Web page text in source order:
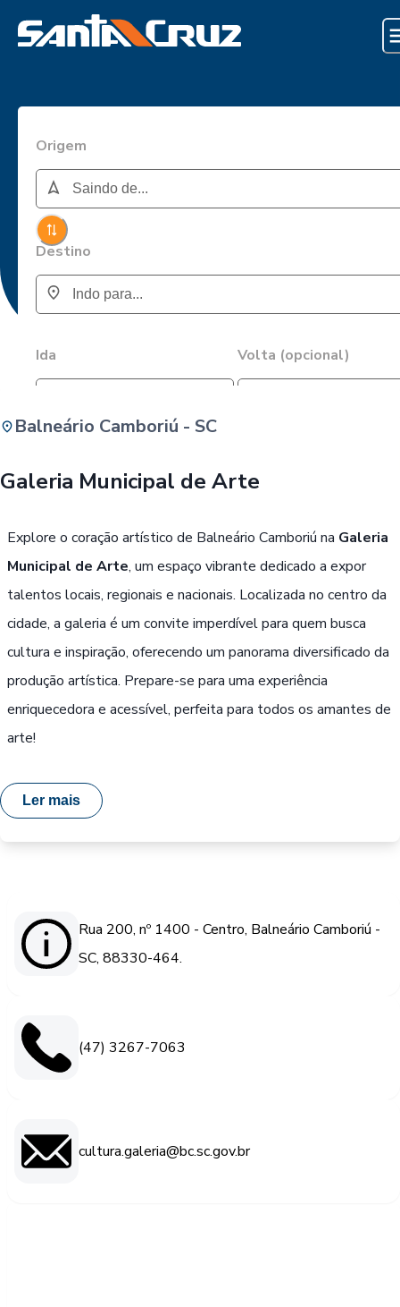
Origem
Destino
Ida Volta (opcional)
Balneário Camboriú - SC
Galeria Municipal de Arte
Explore o coração artístico de Balneário Camboriú na Galeria
Municipal de Arte, um espaço vibrante dedicado a expor
talentos locais, regionais e nacionais. Localizada no centro da
cidade, a galeria é um convite imperdível para quem busca
cultura e inspiração, oferecendo um panorama diversificado da
produção artística. Prepare-se para uma experiência
enriquecedora e acessível, perfeita para todos os amantes de
arte!
Ler mais
Rua 200, nº 1400 - Centro, Balneário Camboriú -
SC, 88330-464.
(47) 3267-7063
cultura.galeria@bc.sc.gov.br